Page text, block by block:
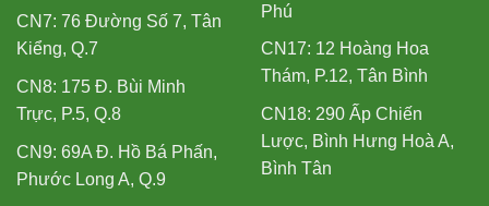
CN7: 76 Đường Số 7, Tân
Kiểng, Q.7
CN8: 175 Đ. Bùi Minh
Trực, P.5, Q.8
CN9: 69A Đ. Hồ Bá Phấn,
Phước Long A, Q.9
Phú
CN17: 12 Hoàng Hoa
Thám, P.12, Tân Bình
CN18: 290 Ấp Chiến
Lược, Bình Hưng Hoà A,
Bình Tân